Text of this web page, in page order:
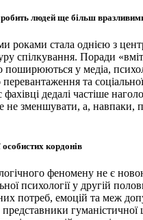
робить людей ще більш
спілкування. Поради
у медіа,
та
дедалі частіше
зменшувати, а, навпаки,
особистих кордонів
феномену не є
психології у другій
потреб, емоцій та меж
представники